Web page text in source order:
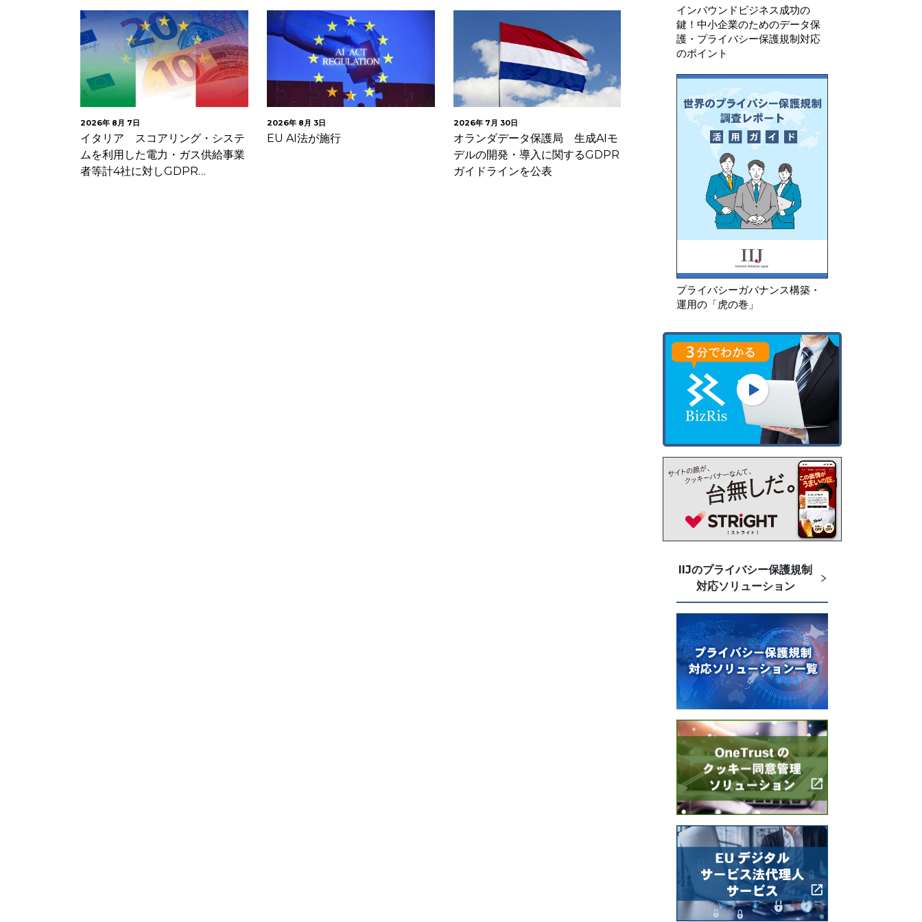
2026年 8月 7日
イタリア スコアリング・システ
ムを利用した電力・ガス供給事業
者等計4社に対しGDPR…
2026年 8月 3日
EU AI法が施行
2026年 7月 30日
オランダデータ保護局 生成AIモ
デルの開発・導入に関するGDPR
ガイドラインを公表
2026年 7月 30日
欧州委 違法商品等への対策が不
十分としてデジタルサービス法違
反でAliExpress…
インバウンドビジネス成功の
鍵！中小企業のためのデータ保
護・プライバシー保護規制対応
のポイント
プライバシーガバナンス構築・
運用の「虎の巻」
IIJのプライバシー保護規制
対応ソリューション